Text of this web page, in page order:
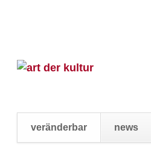
veränderbar news